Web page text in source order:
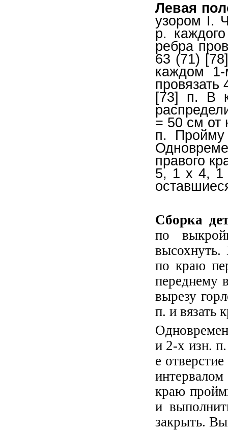
Левая
узором I.
р.
ребра
63 (71)
каждом
[73] п. В
= 50 см от
п. Пройму
правого
5, 1 x 4, 1
Сборка
по
по краю
переднему
вырезу
п. и вязать
и 2-х изн.
е
краю
и
закрыть.